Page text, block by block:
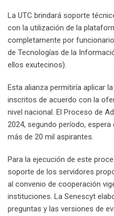
La UTC brindará soporte
con la utilización de la
completamente por
de Tecnologías de la
ellos exutecinos).
Esta alianza permitiría aplicar
inscritos de acuerdo con la
nivel nacional. El Proceso de
2024, segundo período,
más de 20 mil aspirantes.
Para la ejecución de este
soporte de los servidores
al convenio de cooperación
instituciones. La Senescyt
preguntas y las versiones de